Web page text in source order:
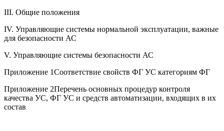
III. Общие положения
IV. Управляющие системы нормальной эксплуатации, важные
для безопасности АС
V. Управляющие системы безопасности АС
Приложение 1Соответствие свойств ФГ УС категориям ФГ
Приложение 2Перечень основных процедур контроля
качества УС, ФГ УС и средств автоматизации, входящих в их
состав